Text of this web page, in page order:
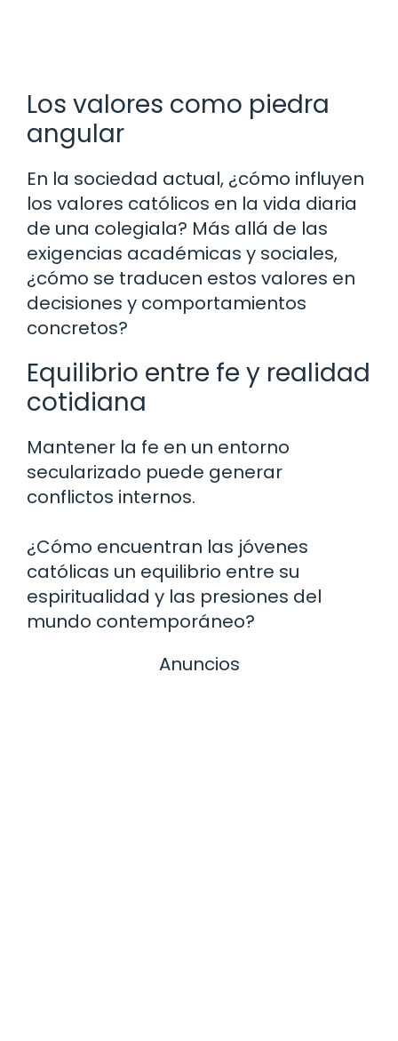
Los valores como piedra
angular
En la sociedad actual, ¿cómo influyen
los valores católicos en la vida diaria
de una colegiala? Más allá de las
exigencias académicas y sociales,
¿cómo se traducen estos valores en
decisiones y comportamientos
concretos?
Equilibrio entre fe y realidad
cotidiana
Mantener la fe en un entorno
secularizado puede generar
conflictos internos.
¿Cómo encuentran las jóvenes
católicas un equilibrio entre su
espiritualidad y las presiones del
mundo contemporáneo?
Anuncios